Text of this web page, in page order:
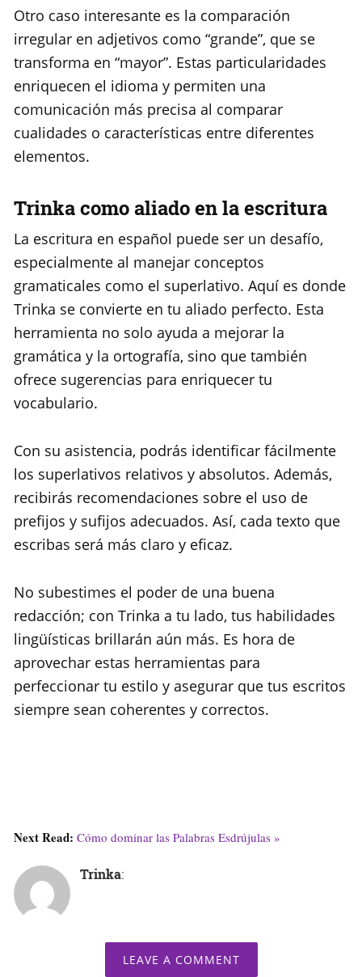
Otro caso interesante es la comparación
irregular en adjetivos como “grande”, que se
transforma en “mayor”. Estas particularidades
enriquecen el idioma y permiten una
comunicación más precisa al comparar
cualidades o características entre diferentes
elementos.
Trinka como aliado en la escritura
La escritura en español puede ser un desafío,
especialmente al manejar conceptos
gramaticales como el superlativo. Aquí es donde
Trinka se convierte en tu aliado perfecto. Esta
herramienta no solo ayuda a mejorar la
gramática y la ortografía, sino que también
ofrece sugerencias para enriquecer tu
vocabulario.
Con su asistencia, podrás identificar fácilmente
los superlativos relativos y absolutos. Además,
recibirás recomendaciones sobre el uso de
prefijos y sufijos adecuados. Así, cada texto que
escribas será más claro y eficaz.
No subestimes el poder de una buena
redacción; con Trinka a tu lado, tus habilidades
lingüísticas brillarán aún más. Es hora de
aprovechar estas herramientas para
perfeccionar tu estilo y asegurar que tus escritos
siempre sean coherentes y correctos.
Next Read: Cómo dominar las Palabras Esdrújulas »
Trinka:
LEAVE A COMMENT